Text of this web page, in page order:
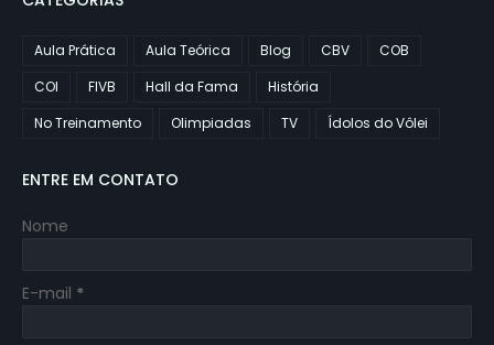
Aula Prática Aula Teórica Blog CBV
COB
COI
FIVB Hall da Fama
História
No Treinamento
Olimpiadas TV Ídolos do Vôlei
ENTRE EM CONTATO
Nome
E-mail *